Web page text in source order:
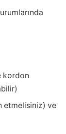
kordon
etmelisiniz) ve